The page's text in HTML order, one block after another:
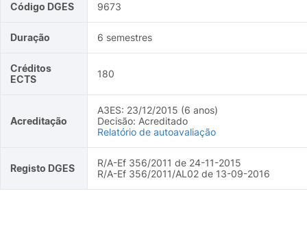
Código DGES 9673
Duração 6 semestres
Créditos
ECTS
180
Acreditação
A3ES: 23/12/2015 (6 anos)
Decisão: Acreditado
Relatório de autoavaliação
Registo DGES
R/A-Ef 356/2011 de 24-11-2015
R/A-Ef 356/2011/AL02 de 13-09-2016